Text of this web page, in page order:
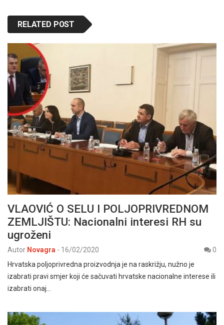
RELATED POST
VLAOVIĆ O SELU I POLJOPRIVREDNOM
ZEMLJIŠTU: Nacionalni interesi RH su
ugroženi
Autor Novagra - 16/02/2020
0
Hrvatska poljoprivredna proizvodnja je na raskrižju, nužno je
izabrati pravi smjer koji će sačuvati hrvatske nacionalne interese ili
izabrati onaj…